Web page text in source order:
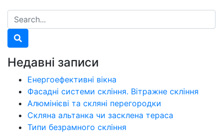
Недавні записи
Енергоефективні вікна
Фасадні системи скління. Вітражне скління
Алюмінієві та скляні перегородки
Скляна альтанка чи засклена тераса
Типи безрамного скління